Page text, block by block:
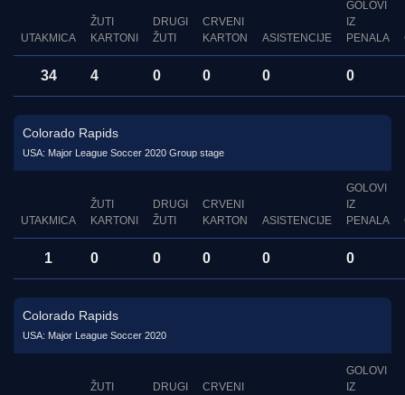
UTAKMICA
ŽUTI
KARTONI
DRUGI
ŽUTI
CRVENI
KARTON
ASISTENCIJE
GOLOVI
IZ
PENALA
34 4 0 0 0 0
Colorado Rapids
USA: Major League Soccer 2020 Group stage
UTAKMICA
ŽUTI
KARTONI
DRUGI
ŽUTI
CRVENI
KARTON
ASISTENCIJE
GOLOVI
IZ
PENALA
1 0 0 0 0 0
Colorado Rapids
USA: Major League Soccer 2020
ŽUTI
DRUGI
CRVENI
GOLOVI
IZ